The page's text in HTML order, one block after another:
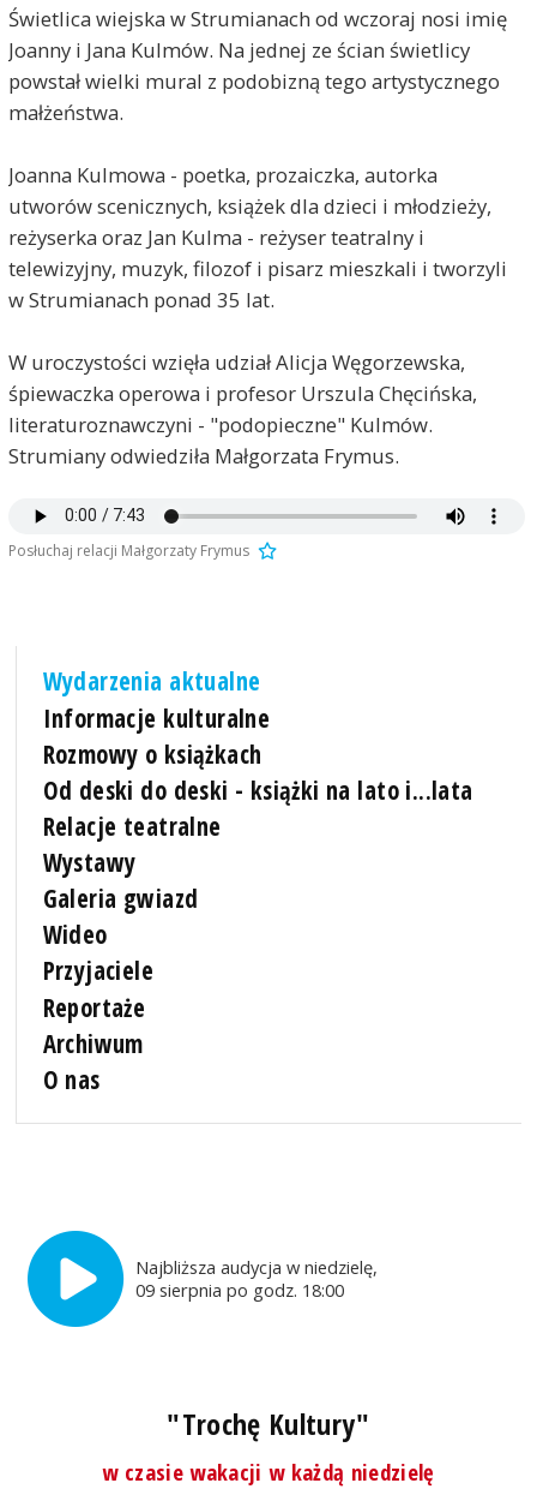
Świetlica wiejska w Strumianach od wczoraj nosi imię
Joanny i Jana Kulmów. Na jednej ze ścian świetlicy
powstał wielki mural z podobizną tego artystycznego
małżeństwa.
Joanna Kulmowa - poetka, prozaiczka, autorka
utworów scenicznych, książek dla dzieci i młodzieży,
reżyserka oraz Jan Kulma - reżyser teatralny i
telewizyjny, muzyk, filozof i pisarz mieszkali i tworzyli
w Strumianach ponad 35 lat.
W uroczystości wzięła udział Alicja Węgorzewska,
śpiewaczka operowa i profesor Urszula Chęcińska,
literaturoznawczyni - "podopieczne" Kulmów.
Strumiany odwiedziła Małgorzata Frymus.
Posłuchaj relacji Małgorzaty Frymus
Wydarzenia aktualne
Informacje kulturalne
Rozmowy o książkach
Od deski do deski - książki na lato i...lata
Relacje teatralne
Wystawy
Galeria gwiazd
Wideo
Przyjaciele
Reportaże
Archiwum
O nas
Najbliższa audycja w niedzielę,
09 sierpnia po godz. 18:00
"Trochę Kultury"
w czasie wakacji w każdą niedzielę